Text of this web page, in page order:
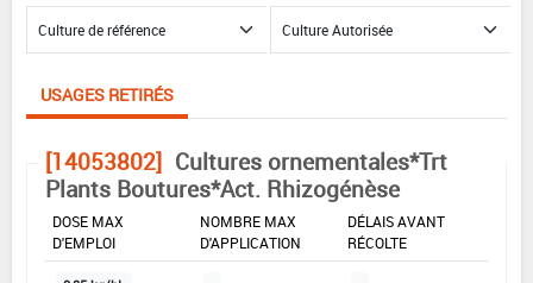
USAGES RETIRÉS
[14053802] Cultures ornementales*Trt
Plants Boutures*Act. Rhizogénèse
DOSE MAX
D'EMPLOI
NOMBRE MAX
D'APPLICATION
DÉLAIS AVANT
RÉCOLTE